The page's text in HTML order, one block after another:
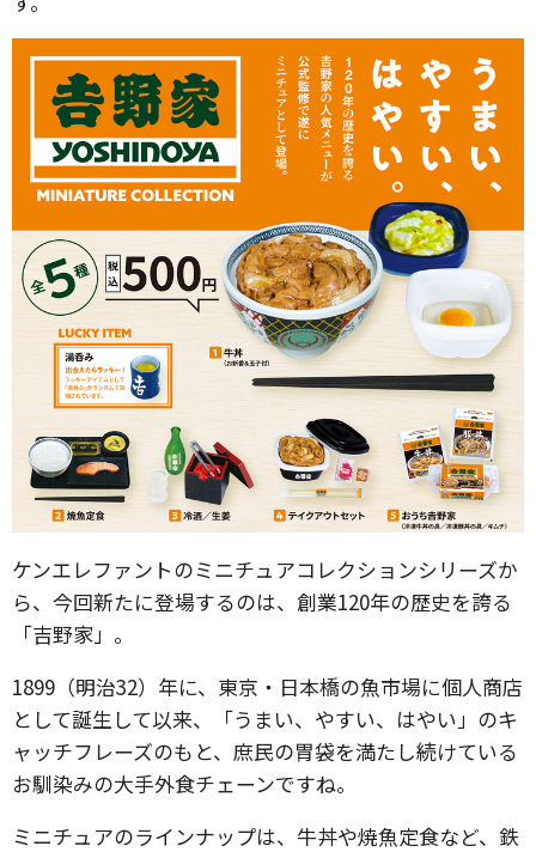
ケンエレファントのミニチュアコレクションシリーズか
ら、今回新たに登場するのは、創業120年の歴史を誇る
「吉野家​」。​​
​1899（明治32）年に、東京・日本橋の魚市場に個人商店
として誕生して以来、「うまい、やすい、はやい」のキ
ャッチフレーズ​のもと、庶民の胃袋を満たし続けている
お馴染みの大手外食チェーンですね。
ミニチュアのラインナップは、牛丼や焼魚定食など、鉄